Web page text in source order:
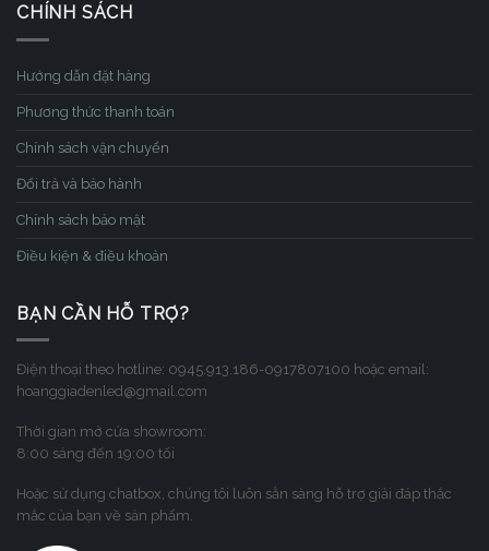
CHÍNH SÁCH
Hướng dẫn đặt hàng
Phương thức thanh toán
Chính sách vận chuyển
Đổi trả và bảo hành
Chính sách bảo mật
Điều kiện & điều khoản
BẠN CẦN HỖ TRỢ?
Điện thoại theo hotline: 0945.913.186-0917807100 hoặc email:
hoanggiadenled@gmail.com
Thời gian mở cửa showroom:
8:00 sáng đến 19:00 tối
Hoặc sử dụng chatbox, chúng tôi luôn sẳn sàng hỗ trợ giải đáp thắc
mắc của bạn về sản phẩm.